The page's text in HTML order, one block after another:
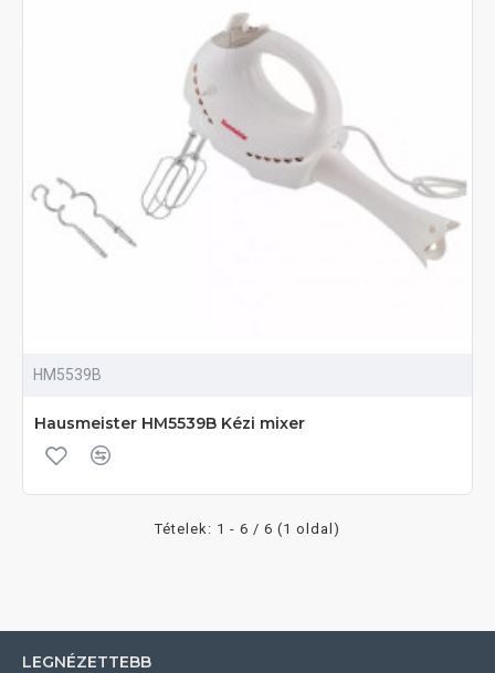
HM5539B
Hausmeister HM5539B Kézi mixer
Tételek: 1 - 6 / 6 (1 oldal)
LEGNÉZETTEBB